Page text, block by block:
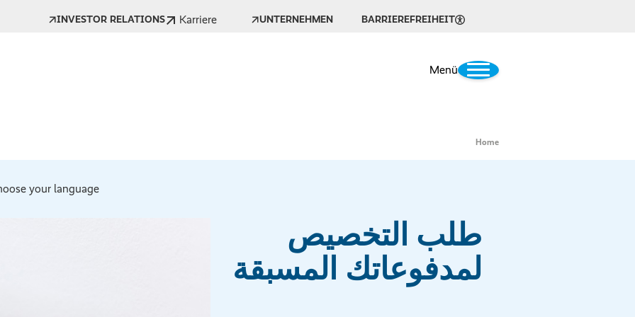
BARRIEREFREIHEIT
UNTERNEHMEN
Karriere
INVESTOR RELATIONS
Menü
Home
your language *
طلب التخصيص
لمدفوعاتك المسبقة